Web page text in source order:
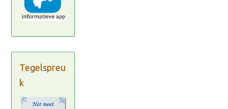
Tegelspreu
k